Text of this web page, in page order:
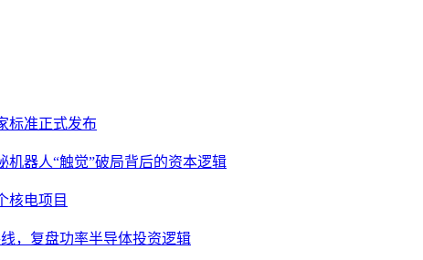
标准正式发布
机器人“触觉”破局背后的资本逻辑
核电项目
，复盘功率半导体投资逻辑